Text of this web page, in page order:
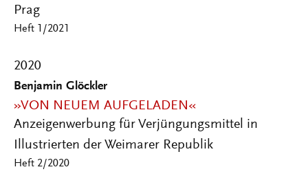
Prag
Heft 1/2021
2020
Benjamin Glöckler
»VON NEUEM AUFGELADEN«
Anzeigenwerbung für Verjüngungsmittel in
Illustrierten der Weimarer Republik
Heft 2/2020